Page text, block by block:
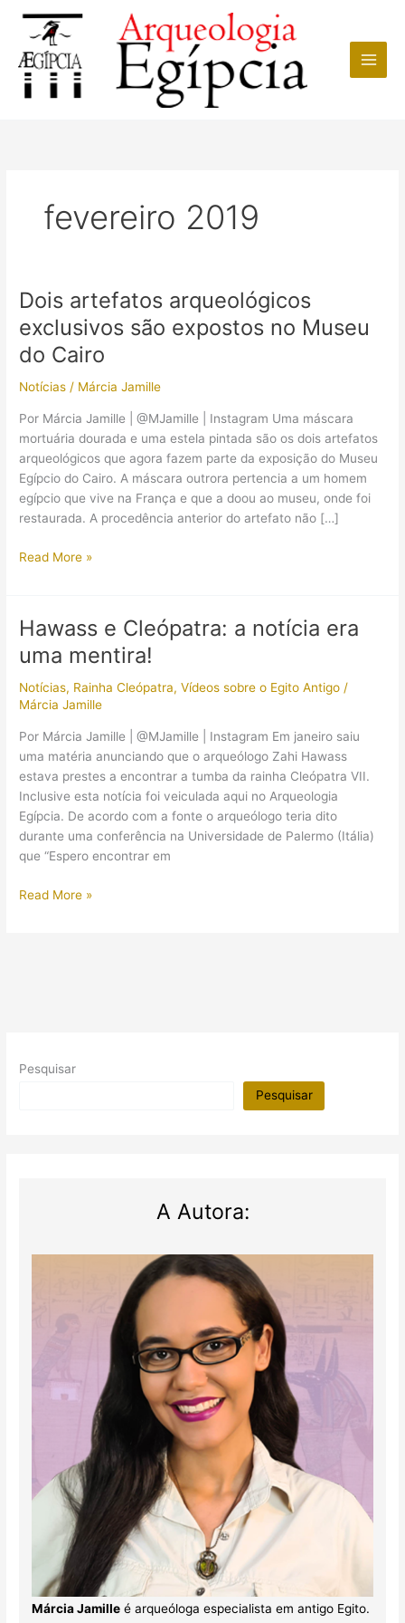
conteúdo
fevereiro 2019
Dois artefatos arqueológicos
exclusivos são expostos no Museu
do Cairo
Notícias / Márcia Jamille
Por Márcia Jamille | @MJamille | Instagram Uma máscara
mortuária dourada e uma estela pintada são os dois artefatos
arqueológicos que agora fazem parte da exposição do Museu
Egípcio do Cairo. A máscara outrora pertencia a um homem
egípcio que vive na França e que a doou ao museu, onde foi
restaurada. A procedência anterior do artefato não […]
Dois
são
expostos
Museu
Cairo
Read More »
Hawass e Cleópatra: a notícia era
uma mentira!
Notícias, Rainha Cleópatra,Vídeos sobre o Egito Antigo /
Márcia Jamille
Por Márcia Jamille | @MJamille | Instagram Em janeiro saiu
uma matéria anunciando que o arqueólogo Zahi Hawass
estava prestes a encontrar a tumba da rainha Cleópatra VII.
Inclusive esta notícia foi veiculada aqui no Arqueologia
Egípcia. De acordo com a fonte o arqueólogo teria dito
durante uma conferência na Universidade de Palermo (Itália)
que “Espero encontrar em
Hawass
Read More »
Pesquisar
Pesquisar
A Autora:
Márcia Jamilleé arqueóloga especialista em antigo Egito.